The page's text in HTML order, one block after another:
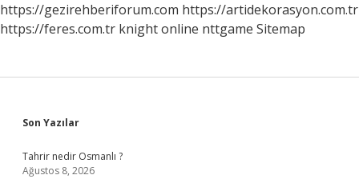
https://gezirehberiforum.com https://artidekorasyon.com.tr
https://feres.com.tr knight online nttgame Sitemap
Sidebar
Son Yazılar
Tahrir nedir Osmanlı ?
Ağustos 8, 2026